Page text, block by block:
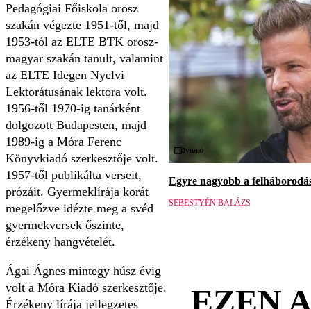
Pedagógiai Főiskola orosz
szakán végezte 1951-től, majd
1953-tól az ELTE BTK orosz-
magyar szakán tanult, valamint
az ELTE Idegen Nyelvi
Lektorátusának lektora volt.
1956-től 1970-ig tanárként
dolgozott Budapesten, majd
1989-ig a Móra Ferenc
Könyvkiadó szerkesztője volt.
1957-től publikálta verseit,
prózáit. Gyermeklírája korát
megelőzve idézte meg a svéd
gyermekversek őszinte,
érzékeny hangvételét.
Ágai Ágnes mintegy húsz évig
volt a Móra Kiadó szerkesztője.
Érzékeny lírája jellegzetes
Videó
Egyre nagyobb a
SEBESTYÉN BALÁZS
EZEN